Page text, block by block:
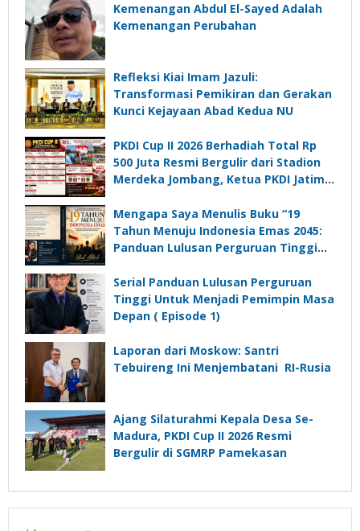
Kemenangan Abdul El-Sayed Adalah
Kemenangan Perubahan
Refleksi Kiai Imam Jazuli:
Transformasi Pemikiran dan Gerakan
Kunci Kejayaan Abad Kedua NU
PKDI Cup II 2026 Berhadiah Total Rp
500 Juta Resmi Bergulir dari Stadion
Merdeka Jombang, Ketua PKDI Jatim:
Komunikasi Kades untuk Memajukan
Desa
Mengapa Saya Menulis Buku “19
Tahun Menuju Indonesia Emas 2045:
Panduan Lulusan Perguruan Tinggi
Depan”?
Serial Panduan Lulusan Perguruan
Tinggi Untuk Menjadi Pemimpin Masa
Depan ( Episode 1)
Laporan dari Moskow: Santri
Tebuireng Ini Menjembatani RI-Rusia
Ajang Silaturahmi Kepala Desa Se-
Madura, PKDI Cup II 2026 Resmi
Bergulir di SGMRP Pamekasan